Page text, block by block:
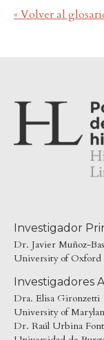
« Volver al
Investigador
Dr. Javier Muñoz-
University of
Investigadores
Dra. Elisa Gironzetti
University of
Dr. Raúl Urbina